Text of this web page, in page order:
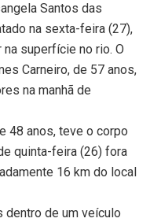
Santos das
na sexta-feira (27),
superfície no rio. O
Carneiro, de 57 anos,
na manhã de
48 anos, teve o corpo
quinta-feira (26) fora
16 km do local
dentro de um veículo